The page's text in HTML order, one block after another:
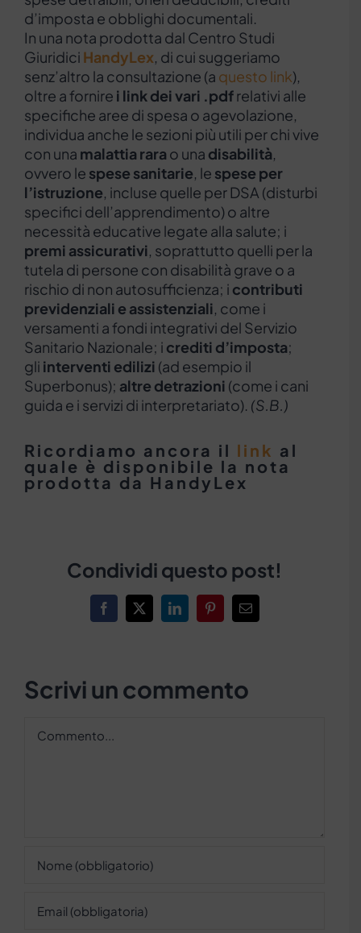
d’imposta e obblighi documentali.
In una nota prodotta dal Centro Studi
Giuridici HandyLex, di cui suggeriamo
senz’altro la consultazione (a questo link),
oltre a fornire i link dei vari .pdfrelativi alle
specifiche aree di spesa o agevolazione,
individua anche le sezioni più utili per chi vive
con una malattia rara o una disabilità,
ovvero le spese sanitarie, le spese per
l’istruzione, incluse quelle per DSA (disturbi
specifici dell’apprendimento) o altre
necessità educative legate alla salute; i
premi assicurativi, soprattutto quelli per la
tutela di persone con disabilità grave o a
rischio di non autosufficienza; i contributi
previdenziali e assistenziali, come i
versamenti a fondi integrativi del Servizio
Sanitario Nazionale; i crediti d’imposta;
gli interventi edilizi (ad esempio il
Superbonus); altre detrazioni (come i cani
guida e i servizi di interpretariato). (S.B.)
Ricordiamo ancora il link al
quale è disponibile la nota
prodotta da HandyLex
Condividi questo post!
Facebook
X LinkedInPinterestEmail
Scrivi un commento